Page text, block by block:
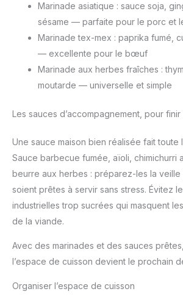
Marinade asiatique : sauce soja,
sésame — parfaite pour le porc et
Marinade tex-mex : paprika fumé,
— excellente pour le bœuf
Marinade aux herbes fraîches :
moutarde — universelle et simple
Les sauces d’accompagnement, pour
Une sauce maison bien réalisée fait toute
Sauce barbecue fumée, aïoli, chimichurri
beurre aux herbes : préparez-les la veille
soient prêtes à servir sans stress. Évitez
industrielles trop sucrées qui masquent
de la viande.
Avec des marinades et des sauces
l’espace de cuisson devient le prochain
Organiser l’espace de cuisson